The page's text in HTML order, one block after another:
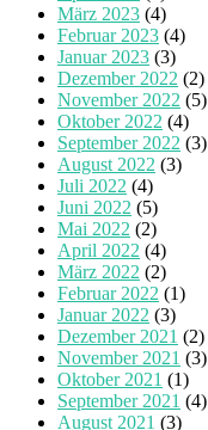
März 2023 (4)
Februar 2023 (4)
Januar 2023 (3)
Dezember 2022 (2)
November 2022 (5)
Oktober 2022 (4)
September 2022 (3)
August 2022 (3)
Juli 2022 (4)
Juni 2022 (5)
Mai 2022 (2)
April 2022 (4)
März 2022 (2)
Februar 2022 (1)
Januar 2022 (3)
Dezember 2021 (2)
November 2021 (3)
Oktober 2021 (1)
September 2021 (4)
August 2021 (3)